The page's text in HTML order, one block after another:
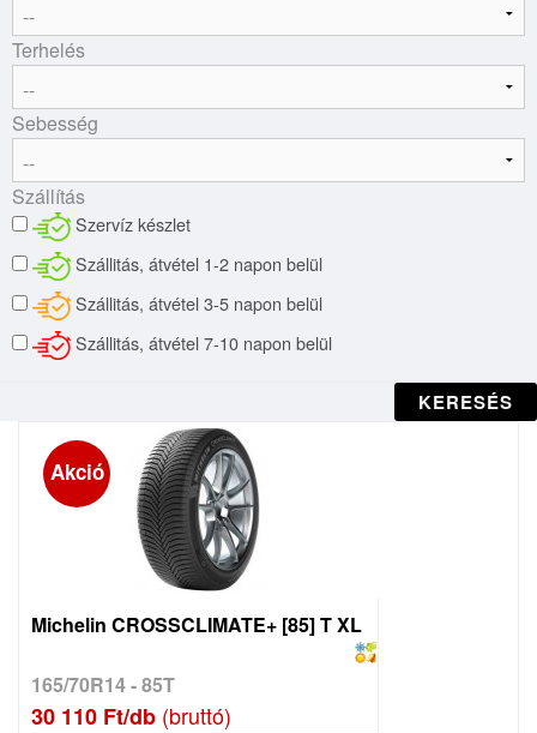
Terhelés
Sebesség
Szállítás
Szervíz készlet
Szállitás, átvétel 1-2 napon belül
Szállitás, átvétel 3-5 napon belül
Szállitás, átvétel 7-10 napon belül
KERESÉS
Akció
Michelin CROSSCLIMATE+ [85] T XL
165/70R14 - 85T
30 110 Ft/db (bruttó)